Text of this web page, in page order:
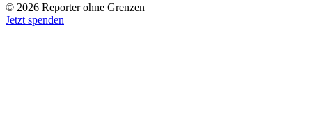
© 2026 Reporter ohne Grenzen
Jetzt spenden